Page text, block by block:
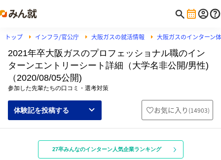
トップ インフラ/官公庁 大阪ガスの就活情報 大阪ガスのインターン
2021年卒大阪ガスのプロフェッショナル職のイン
ターンエントリーシート詳細（大学名非公開/男性)
（2020/08/05公開)
参加した先輩たちの口コミ・選考対策
体験記を投稿する お気に入り (14903)
27卒みんなのインターン人気企業ランキング